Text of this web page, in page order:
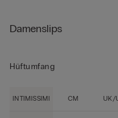
Damenslips
Hüftumfang
INTIMISSIMI CM UK/